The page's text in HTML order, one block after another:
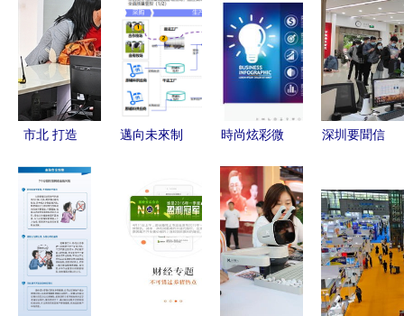
市北 打造
發就業創業
活力——信
息咨詢服務
的新篇章
邁向未來制
智能工廠整
體藍圖與信
息化頂層架
構設計解析
時尚炫彩微
簽矢量信息
圖表素材
打造高端商
務咨詢視覺
深圳要聞信
洞察灣區動
態，賦能決
策未來